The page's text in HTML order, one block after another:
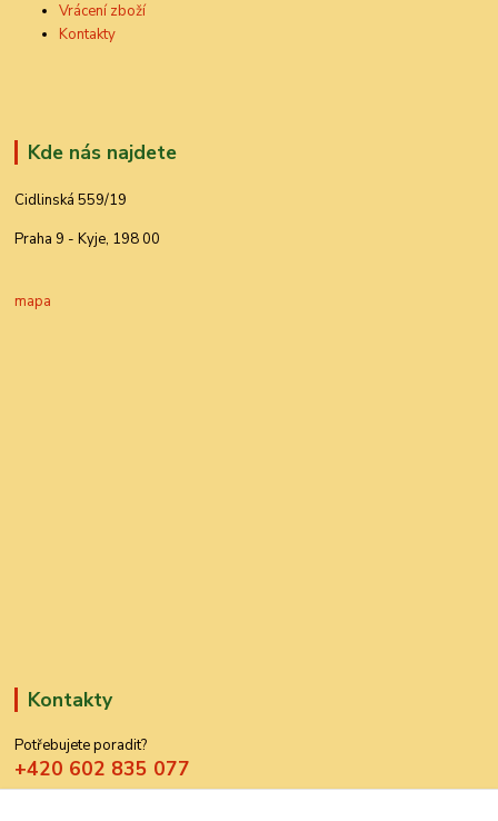
Vrácení zboží
Kontakty
Kde nás najdete
Cidlinská 559/19
Praha 9 - Kyje, 198 00
mapa
Kontakty
Potřebujete poradit?
+420 602 835 077